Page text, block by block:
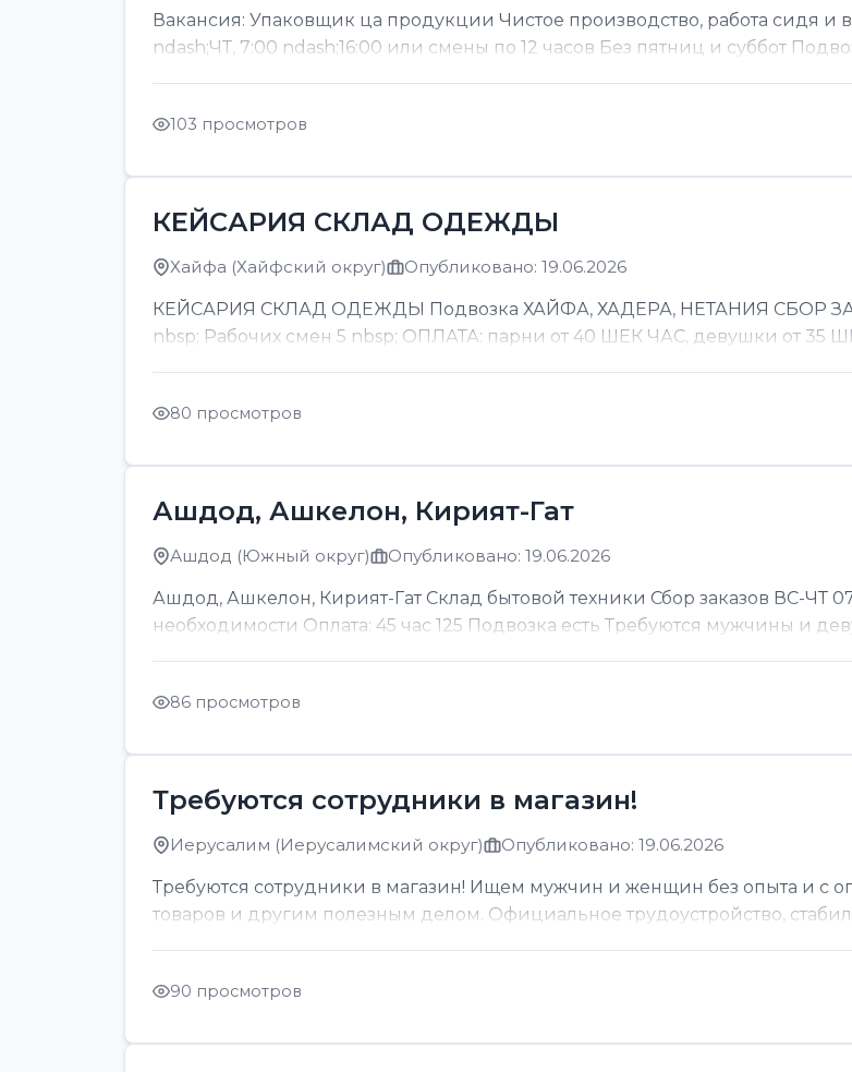
Вакансия: Упаковщик ца продукции Чистое производство, работа сидя
ndash;ЧТ, 7:00 ndash;16:00 или смены по 12 часов Без пятниц и суббот
103 просмотров
КЕЙСАРИЯ СКЛАД ОДЕЖДЫ
Хайфа (Хайфский округ) Опубликовано: 19.06.2026
КЕЙСАРИЯ СКЛАД ОДЕЖДЫ Подвозка ХАЙФА, ХАДЕРА, НЕТАНИЯ СБОР
nbsp; Рабочих смен 5 nbsp; ОПЛАТА: парни от 40 ШЕК ЧАС, девушки от 35
80 просмотров
Ашдод, Ашкелон, Кирият-Гат
Ашдод (Южный округ) Опубликовано: 19.06.2026
Ашдод, Ашкелон, Кирият-Гат Склад бытовой техники Сбор заказов ВС-ЧТ
необходимости Оплата: 45 час 125 Подвозка есть Требуются мужчины и
86 просмотров
Требуются сотрудники в магазин!
Иерусалим (Иерусалимский округ) Опубликовано: 19.06.2026
Требуются сотрудники в магазин! Ищем мужчин и женщин без опыта и с
товаров и другим полезным делом. Официальное трудоустройство,
90 просмотров